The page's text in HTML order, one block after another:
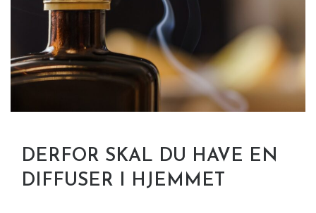
DERFOR SKAL DU HAVE EN
DIFFUSER I HJEMMET